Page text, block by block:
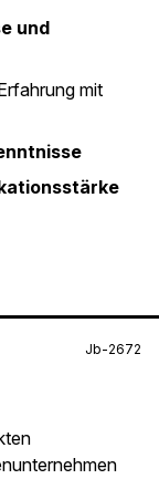
und
mit
Jb-2672